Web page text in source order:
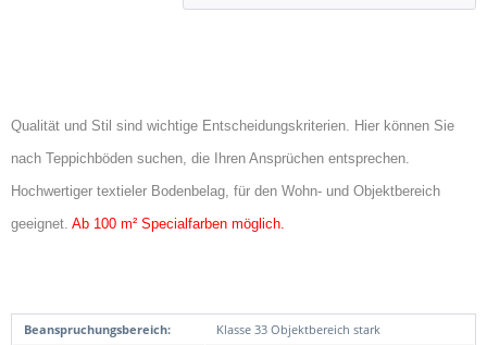
Qualität und Stil sind wichtige Entscheidungskriterien. Hier können Sie
nach Teppichböden suchen, die Ihren Ansprüchen entsprechen.
Hochwertiger textieler Bodenbelag, für den Wohn- und Objektbereich
geeignet. Ab 100 m² Specialfarben möglich.
Beanspruchungsbereich:
Klasse 33 Objektbereich stark